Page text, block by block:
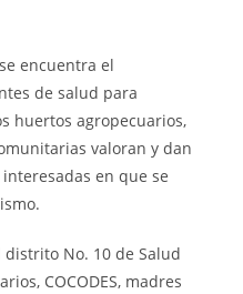
encuentra el
de salud para
huertos agropecuarios,
valoran y dan
en que se
No. 10 de Salud
COCODES, madres